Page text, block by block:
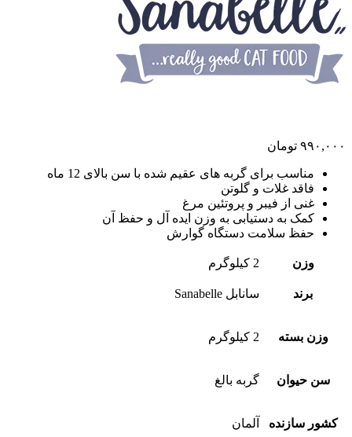
۹۹۰,۰۰۰ تومان
مناسب برای گربه های عقیم شده با سن بالای 12 ماه
فاقد غلات و گلوتن
غنی از فیبر و پروتئین مرغ
کمک به دستیابی به وزن ایده آل و حفظ آن
حفظ سلامت دستگاه گوارش
وزن 2 کیلوگرم
برند سانابل Sanabelle
وزن بسته 2 کیلوگرم
سن حیوان گربه بالغ
کشور سازنده آلمان